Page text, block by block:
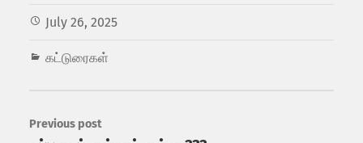
July 26, 2025
கட்டுரைகள்
Previous post